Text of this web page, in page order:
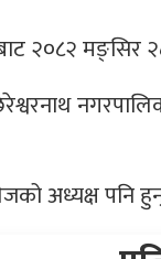
२०८२ मङ्सिर
अध्यक्ष पनि